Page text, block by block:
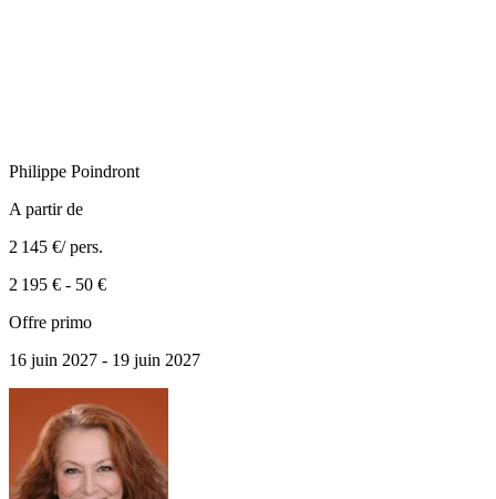
Philippe Poindront
A partir de
2 145 €/ pers.
2 195 € - 50 €
Offre primo
16 juin 2027 - 19 juin 2027